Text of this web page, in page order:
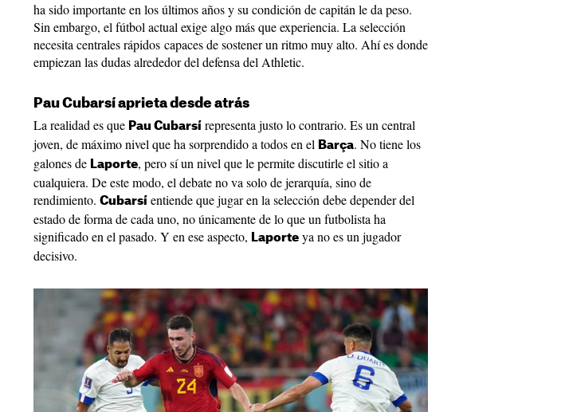
ha sido importante en los últimos años y su condición de capitán le da peso.
Sin embargo, el fútbol actual exige algo más que experiencia. La selección
necesita centrales rápidos capaces de sostener un ritmo muy alto. Ahí es donde
empiezan las dudas alrededor del defensa del Athletic.
Pau Cubarsí aprieta desde atrás
La realidad es que Pau Cubarsí representa justo lo contrario. Es un central
joven, de máximo nivel que ha sorprendido a todos en el Barça. No tiene los
galones de Laporte, pero sí un nivel que le permite discutirle el sitio a
cualquiera. De este modo, el debate no va solo de jerarquía, sino de
rendimiento. Cubarsí entiende que jugar en la selección debe depender del
estado de forma de cada uno, no únicamente de lo que un futbolista ha
significado en el pasado. Y en ese aspecto, Laporte ya no es un jugador
decisivo.